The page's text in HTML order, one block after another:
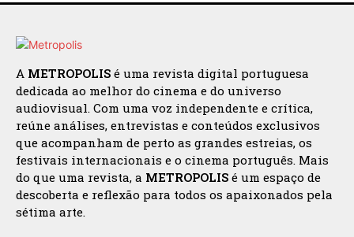
A METROPOLIS é uma revista digital portuguesa
dedicada ao melhor do cinema e do universo
audiovisual. Com uma voz independente e crítica,
reúne análises, entrevistas e conteúdos exclusivos
que acompanham de perto as grandes estreias, os
festivais internacionais e o cinema português. Mais
do que uma revista, a METROPOLIS é um espaço de
descoberta e reflexão para todos os apaixonados pela
sétima arte.